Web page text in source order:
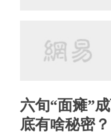
六旬“面瘫”
底有啥秘密？